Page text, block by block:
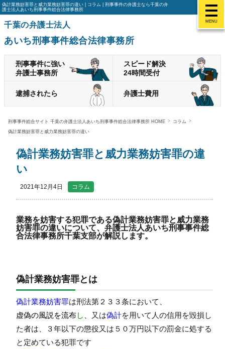
MENU
偽計業務妨害罪と威力業務妨害罪の違い | コラム | 刑事事件の弁護士なら千葉の弁
護士法人あいち刑事事件総合法律事務所
千葉の弁護士法人
あいち刑事事件総合法律事務所
刑事事件に強い
弁護士事務所
スピード解決
24時間受付
逮捕されたら 弁護士費用
刑事事件総合サイト 千葉の弁護士法人あいち刑事事件総合法律事務所 HOME
コラム
偽計業務妨害罪と威力業務妨害罪の違い
偽計業務妨害罪と威力業務妨害罪の違
い
2021年12月4日 コラム
業務を妨害する犯罪である偽計業務妨害罪と威力業務
妨害罪の違いについて、弁護士法人あいち刑事事件総
合法律事務所千葉支部が解説します。
偽計業務妨害罪とは
偽計業務妨害罪は刑法第２３３条において、
虚偽の風説を流布し 、又は偽計を用いて人の信用を毀損し
た者は、
３年以下の懲役又は５０万円以下の罰金に処する
と定めている犯罪です